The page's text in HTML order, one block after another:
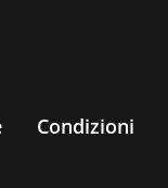
Condizioni